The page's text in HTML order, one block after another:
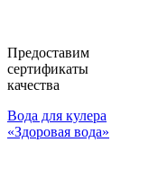
Предоставим
сертификаты
качества
Вода для кулера
«Здоровая вода»